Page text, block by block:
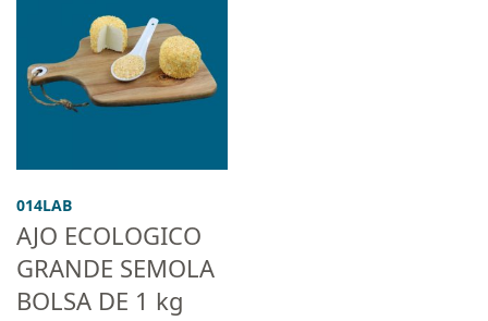
014LAB
AJO ECOLOGICO
GRANDE SEMOLA
BOLSA DE 1 kg